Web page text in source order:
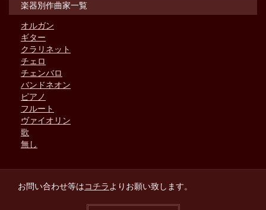
楽器別作曲家一覧
オルガン
ギター
クラリネット
チェロ
チェンバロ
バンドネオン
ピアノ
フルート
ヴァイオリン
歌
無し
お問い合わせ等はコチラよりお願い致します。